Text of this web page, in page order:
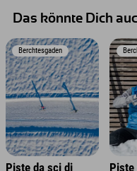
Das könnte Dich
Berchtesgaden
Piste da sci di
Piste